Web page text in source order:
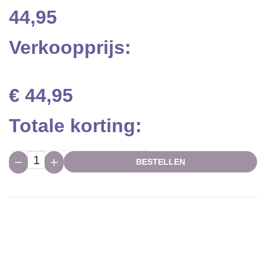
44,95
Verkoopprijs:
€ 44,95
Totale korting:
Hoeveelheid: BESTELLEN